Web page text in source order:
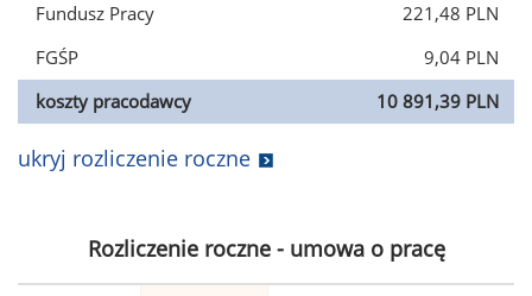
Fundusz Pracy
221,48 PLN
FGŚP
9,04 PLN
koszty pracodawcy
10 891,39 PLN
ukryj rozliczenie roczne
Rozliczenie roczne - umowa o pracę